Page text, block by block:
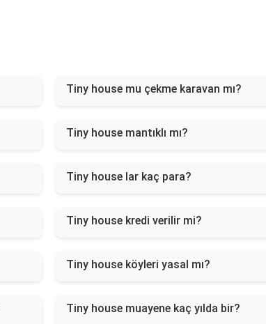
Tiny house mu çekme karavan mı?
Tiny house mantıklı mı?
Tiny house lar kaç para?
Tiny house kredi verilir mi?
Tiny house köyleri yasal mı?
Tiny house muayene kaç yılda bir?